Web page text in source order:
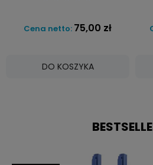
Cena netto: 75,00 zł
DO KOSZYKA